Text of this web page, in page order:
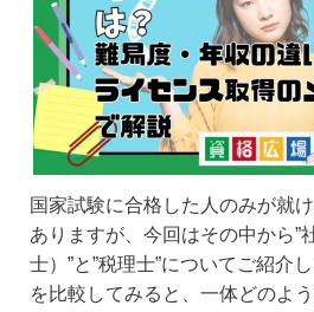
国家試験に合格した人のみが就
ありますが、今回はその中から”
士）”と”税理士”についてご紹介
を比較してみると、一体どのよ